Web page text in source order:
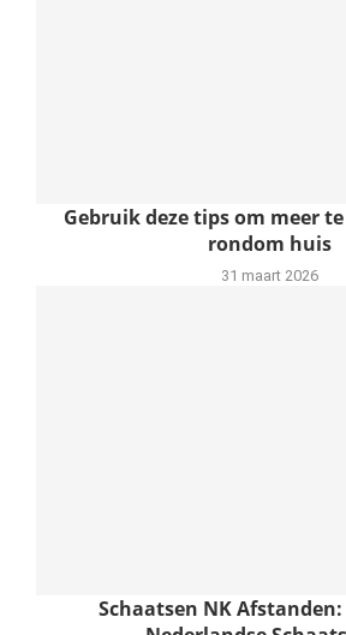
Gebruik deze tips om meer
rondom huis
31 maart 2026
Schaatsen NK